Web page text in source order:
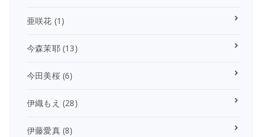
亜咲花 (1)
今森茉耶(13)
今田美桜(6)
伊織もえ (28)
伊藤愛真(8)